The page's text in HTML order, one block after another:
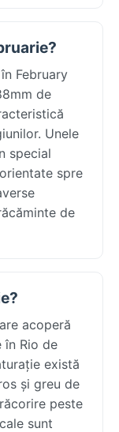
February
de
Unele
special
spre
de
acoperă
în Rio de
există
și greu de
peste
sunt